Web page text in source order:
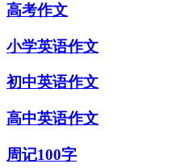
高考作文
小学英语作文
初中英语作文
高中英语作文
周记100字